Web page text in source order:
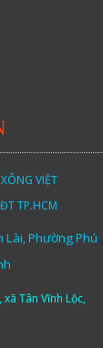
VIỆT
TP.HCM
Lài,Phường Phú
Tân Vĩnh Lộc,